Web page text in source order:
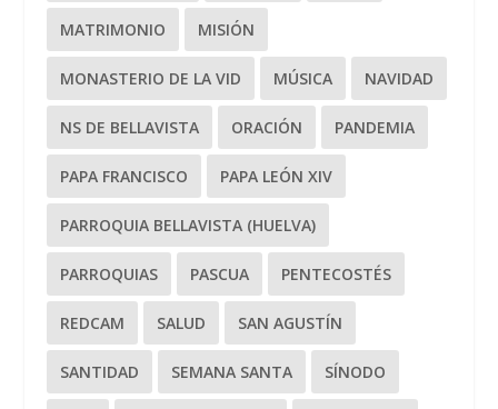
MATRIMONIO MISIÓN
MONASTERIO DE LA VID MÚSICA NAVIDAD
NS DE BELLAVISTA ORACIÓN PANDEMIA
PAPA FRANCISCO PAPA LEÓN XIV
PARROQUIA BELLAVISTA (HUELVA)
PARROQUIAS PASCUA PENTECOSTÉS
REDCAM SALUD SAN AGUSTÍN
SANTIDAD SEMANA SANTA SÍNODO